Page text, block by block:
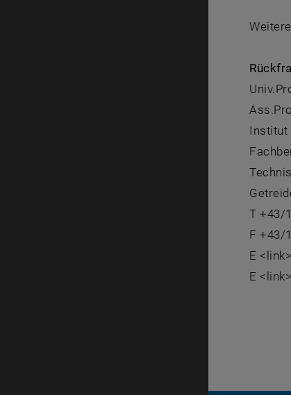
Institut
T +43/
F +43/
E
E